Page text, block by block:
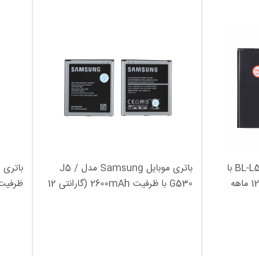
باتری موبایل Nokia مدل BL-L5H با
ظرفیت 1450mAh (گارانتی 12 ماهه
باتری موبایل Samsung مدل J5 /
G530 با ظرفیت 2600mAh (گارانتی 12